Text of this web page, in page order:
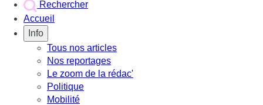
Rechercher
Accueil
Info
Tous nos articles
Nos reportages
Le zoom de la rédac'
Politique
Mobilité